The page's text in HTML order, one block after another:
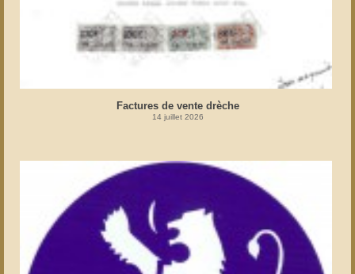
Factures de vente drèche
14 juillet 2026